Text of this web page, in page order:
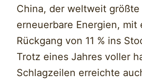
China, der weltweit
erneuerbare Energien, mit
Rückgang von 11 % ins
Trotz eines Jahres voller
Schlagzeilen erreichte